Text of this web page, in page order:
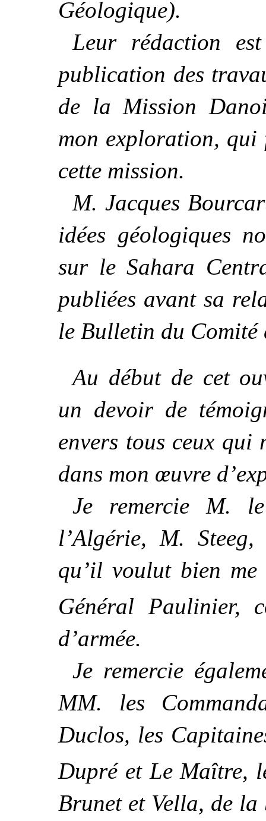
Géologique).
Leur rédaction
publication des
de la Mission
mon exploration, qui
cette mission.
M. Jacques
idées géologiques
sur le Sahara
publiées avant sa
le Bulletin du Comité
Au début de cet
un devoir de
envers tous ceux qui
dans mon œuvre
Je remercie M.
l’Algérie, M.
qu’il voulut bien
Général Paulinier,
d’armée.
Je remercie
MM. les
Duclos, les
Dupré et Le Maître,
Brunet et Vella, de